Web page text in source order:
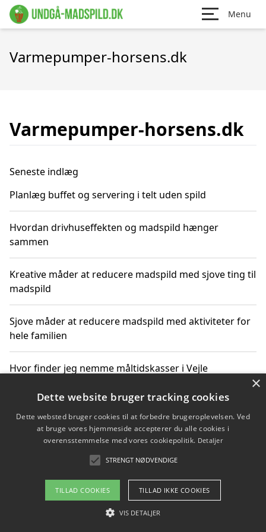
Menu
Varmepumper-horsens.dk
Varmepumper-horsens.dk
Seneste indlæg
Planlæg buffet og servering i telt uden spild
Hvordan drivhuseffekten og madspild hænger
sammen
Kreative måder at reducere madspild med sjove ting til
madspild
Sjove måder at reducere madspild med aktiviteter for
hele familien
Hvor finder jeg nemme måltidskasser i Vejle
Copyright 2026 - Pilanto Aps
Om / kontakt
Blog Betingelser
×
Dette website bruger tracking cookies
Dette websted bruger cookies til at forbedre brugeroplevelsen. Ved
at bruge vores hjemmeside accepterer du alle cookies i
overensstemmelse med vores cookiepolitik. Detaljer
STRENGT NØDVENDIGE
TILLAD COOKIES TILLAD IKKE COOKIES
VIS DETALJER